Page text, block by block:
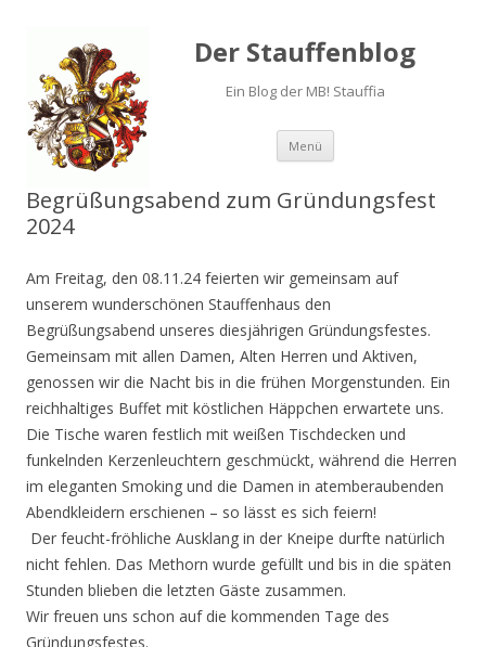
Der Stauffenblog
Ein Blog der MB! Stauffia
Menü
Springe zum Inhalt
Begrüßungsabend zum Gründungsfest
2024
Am Freitag, den 08.11.24 feierten wir gemeinsam auf
unserem wunderschönen Stauffenhaus den
Begrüßungsabend unseres diesjährigen Gründungsfestes.
Gemeinsam mit allen Damen, Alten Herren und Aktiven,
genossen wir die Nacht bis in die frühen Morgenstunden. Ein
reichhaltiges Buffet mit köstlichen Häppchen erwartete uns.
Die Tische waren festlich mit weißen Tischdecken und
funkelnden Kerzenleuchtern geschmückt, während die Herren
im eleganten Smoking und die Damen in atemberaubenden
Abendkleidern erschienen – so lässt es sich feiern!
Der feucht-fröhliche Ausklang in der Kneipe durfte natürlich
nicht fehlen. Das Methorn wurde gefüllt und bis in die späten
Stunden blieben die letzten Gäste zusammen.
Wir freuen uns schon auf die kommenden Tage des
Gründungsfestes.